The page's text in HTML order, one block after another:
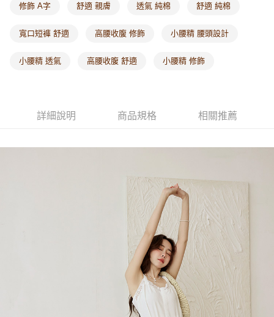
海外配送-歐美地區
修飾 A字 舒適 親膚 透氣 純棉 舒適 純棉
寬口短褲 舒適 高腰收腹 修飾 小腰精 腰頭設計
小腰精 透氣 高腰收腹 舒適 小腰精 修飾
詳細說明 商品規格 相關推薦